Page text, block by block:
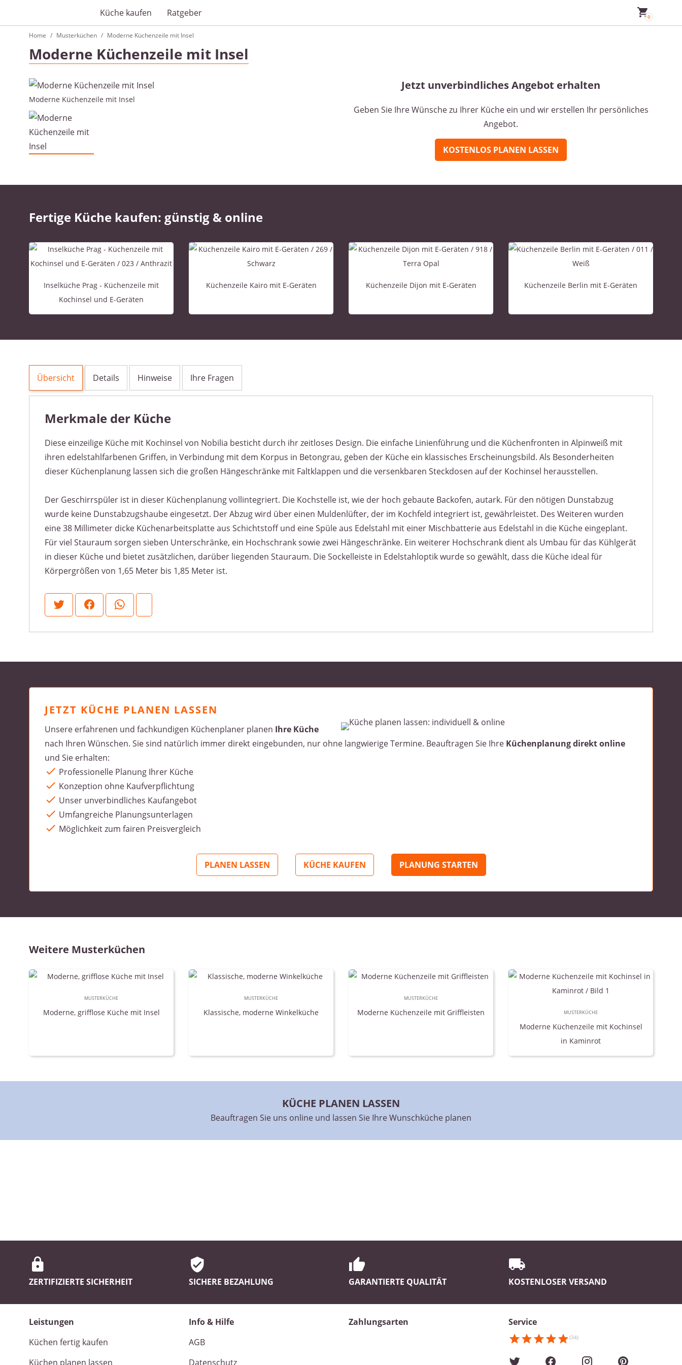
Küche kaufen Ratgeber
Home Musterküchen Moderne Küchenzeile mit Insel
Moderne Küchenzeile mit Insel
Moderne Küchenzeile mit Insel
Jetzt unverbindliches Angebot erhalten
Geben Sie Ihre Wünsche zu Ihrer Küche ein und wir erstellen Ihr persönliches
Angebot.
KOSTENLOS PLANEN LASSEN
Fertige Küche kaufen: günstig & online
Inselküche Prag - Küchenzeile mit
Kochinsel und E-Geräten
Küchenzeile Kairo mit E-Geräten Küchenzeile Dijon mit E-Geräten Küchenzeile Berlin mit E-Geräten
Übersicht Details Hinweise Ihre Fragen
Merkmale der Küche
Diese einzeilige Küche mit Kochinsel von Nobilia besticht durch ihr zeitloses Design. Die einfache Linienführung und die Küchenfronten in Alpinweiß mit
ihren edelstahlfarbenen Griffen, in Verbindung mit dem Korpus in Betongrau, geben der Küche ein klassisches Erscheinungsbild. Als Besonderheiten
dieser Küchenplanung lassen sich die großen Hängeschränke mit Faltklappen und die versenkbaren Steckdosen auf der Kochinsel herausstellen.
Der Geschirrspüler ist in dieser Küchenplanung vollintegriert. Die Kochstelle ist, wie der hoch gebaute Backofen, autark. Für den nötigen Dunstabzug
wurde keine Dunstabzugshaube eingesetzt. Der Abzug wird über einen Muldenlüfter, der im Kochfeld integriert ist, gewährleistet. Des Weiteren wurden
eine 38 Millimeter dicke Küchenarbeitsplatte aus Schichtstoff und eine Spüle aus Edelstahl mit einer Mischbatterie aus Edelstahl in die Küche eingeplant.
Für viel Stauraum sorgen sieben Unterschränke, ein Hochschrank sowie zwei Hängeschränke. Ein weiterer Hochschrank dient als Umbau für das Kühlgerät
in dieser Küche und bietet zusätzlichen, darüber liegenden Stauraum. Die Sockelleiste in Edelstahloptik wurde so gewählt, dass die Küche ideal für
Körpergrößen von 1,65 Meter bis 1,85 Meter ist.
JETZT KÜCHE PLANEN LASSEN
Unsere erfahrenen und fachkundigen Küchenplaner planen Ihre Küche
nach Ihren Wünschen. Sie sind natürlich immer direkt eingebunden, nur ohne langwierige Termine. Beauftragen Sie Ihre Küchenplanung direkt online
und Sie erhalten:
Professionelle Planung Ihrer Küche
Konzeption ohne Kaufverpflichtung
Unser unverbindliches Kaufangebot
Umfangreiche Planungsunterlagen
Möglichkeit zum fairen Preisvergleich
PLANEN LASSEN KÜCHE KAUFEN PLANUNG STARTEN
Weitere Musterküchen
MUSTERKÜCHE
Moderne, grifflose Küche mit Insel
MUSTERKÜCHE
Klassische, moderne Winkelküche
MUSTERKÜCHE
Moderne Küchenzeile mit Griffleisten MUSTERKÜCHE
Moderne Küchenzeile mit Kochinsel
in Kaminrot
KÜCHE PLANEN LASSEN
Beauftragen Sie uns online und lassen Sie Ihre Wunschküche planen
ZERTIFIZIERTE SICHERHEIT SICHERE BEZAHLUNG GARANTIERTE QUALITÄT KOSTENLOSER VERSAND
Leistungen
Küchen fertig kaufen
Küchen planen lassen
Info & Hilfe
AGB
Datenschutz
Zahlungsarten Service